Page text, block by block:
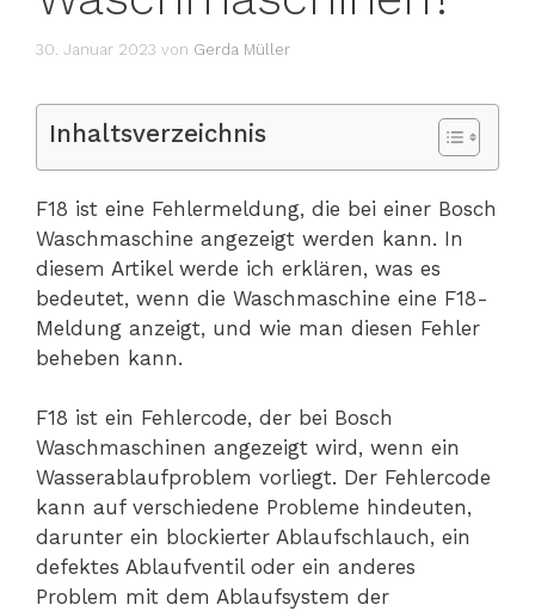
30. Januar 2023 von Gerda Müller
Inhaltsverzeichnis
F18 ist eine Fehlermeldung, die bei einer Bosch
Waschmaschine angezeigt werden kann. In
diesem Artikel werde ich erklären, was es
bedeutet, wenn die Waschmaschine eine F18-
Meldung anzeigt, und wie man diesen Fehler
beheben kann.
F18 ist ein Fehlercode, der bei Bosch
Waschmaschinen angezeigt wird, wenn ein
Wasserablaufproblem vorliegt. Der Fehlercode
kann auf verschiedene Probleme hindeuten,
darunter ein blockierter Ablaufschlauch, ein
defektes Ablaufventil oder ein anderes
Problem mit dem Ablaufsystem der